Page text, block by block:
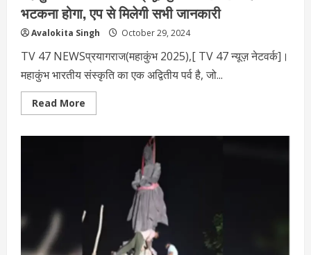
भटकना होगा, एप से मिलेगी सभी जानकारी
Avalokita Singh October 29, 2024
TV 47 NEWSप्रयागराज(महाकुंभ 2025),[ TV 47 न्यूज़ नेटवर्क]।
महाकुंभ भारतीय संस्कृति का एक अद्वितीय पर्व है, जो...
Read More
more
दर
नहीं
भटकना
होगा,
एप